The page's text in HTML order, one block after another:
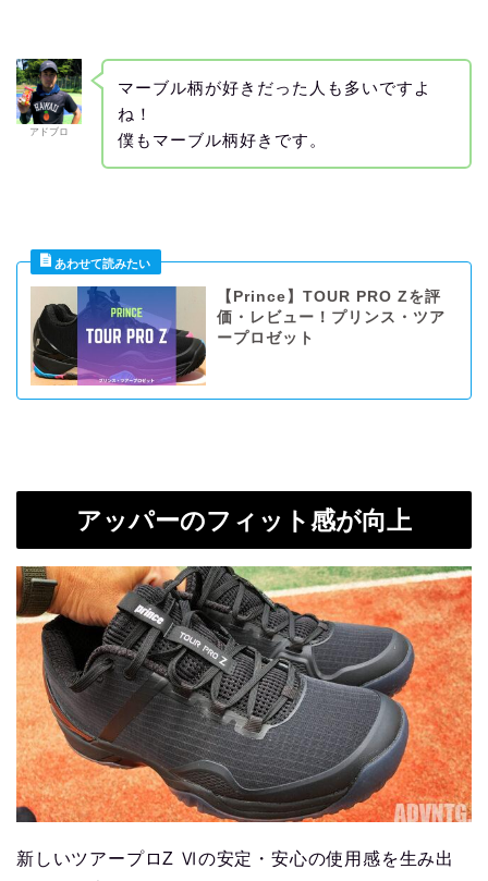
アドブロ
マーブル柄が好きだった人も多いですよ
ね！
僕もマーブル柄好きです。
【Prince】TOUR PRO Zを評
価・レビュー！プリンス・ツア
ープロゼット
アッパーのフィット感が向上
新しいツアープロZ Ⅵの安定・安心の使用感を生み出